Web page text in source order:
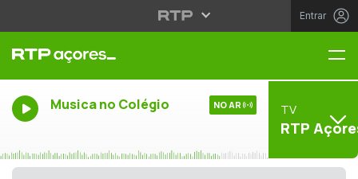
Entrar
Musica no Colégio NO AR TV
RTP